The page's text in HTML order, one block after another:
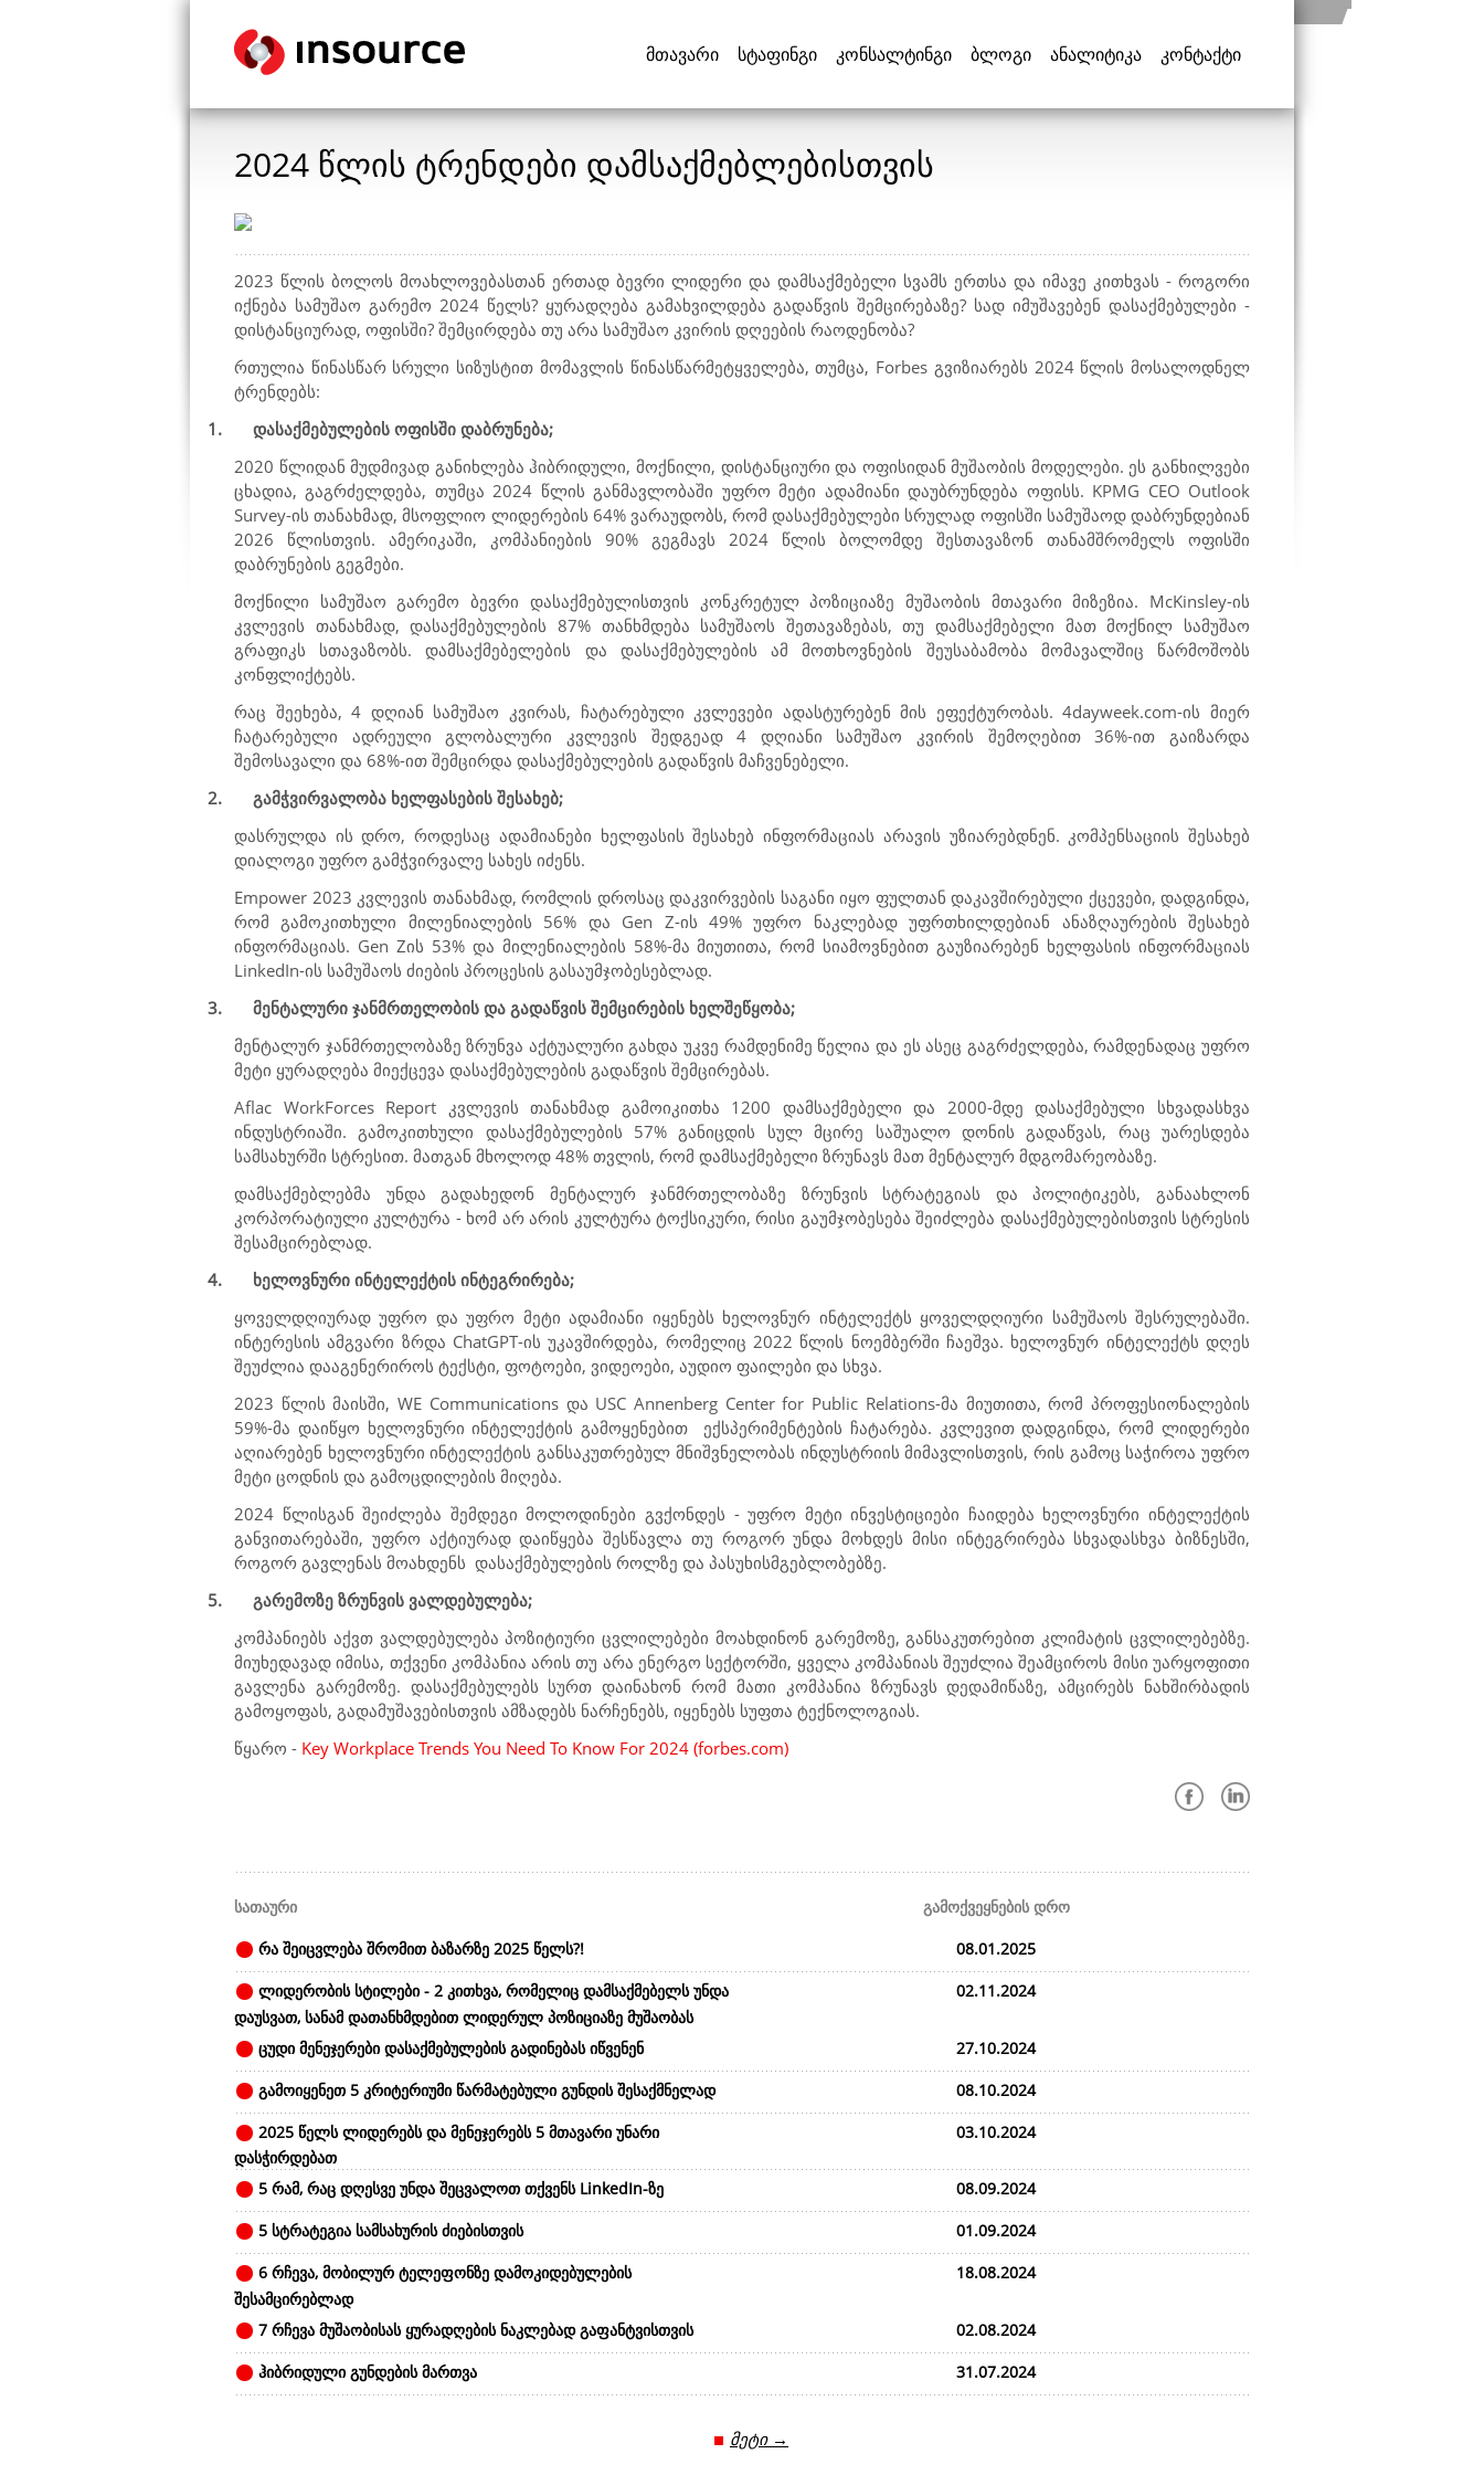
მთავარი სტაფინგი კონსალტინგი ბლოგი ანალიტიკა კონტაქტი
2024 წლის ტრენდები დამსაქმებლებისთვის
2023 წლის ბოლოს მოახლოვებასთან ერთად ბევრი ლიდერი და დამსაქმებელი სვამს ერთსა და იმავე კითხვას - როგორი
იქნება სამუშაო გარემო 2024 წელს? ყურადღება გამახვილდება გადაწვის შემცირებაზე? სად იმუშავებენ დასაქმებულები -
დისტანციურად, ოფისში? შემცირდება თუ არა სამუშაო კვირის დღეების რაოდენობა?
რთულია წინასწარ სრული სიზუსტით მომავლის წინასწარმეტყველება, თუმცა, Forbes გვიზიარებს 2024 წლის მოსალოდნელ
ტრენდებს:
1.
დასაქმებულების ოფისში დაბრუნება;
2020 წლიდან მუდმივად განიხლება ჰიბრიდული, მოქნილი, დისტანციური და ოფისიდან მუშაობის მოდელები. ეს განხილვები
ცხადია, გაგრძელდება, თუმცა 2024 წლის განმავლობაში უფრო მეტი ადამიანი დაუბრუნდება ოფისს. KPMG CEO Outlook
Survey-ის თანახმად, მსოფლიო ლიდერების 64% ვარაუდობს, რომ დასაქმებულები სრულად ოფისში სამუშაოდ დაბრუნდებიან
2026 წლისთვის. ამერიკაში, კომპანიების 90% გეგმავს 2024 წლის ბოლომდე შესთავაზონ თანამშრომელს ოფისში
დაბრუნების გეგმები.
მოქნილი სამუშაო გარემო ბევრი დასაქმებულისთვის კონკრეტულ პოზიციაზე მუშაობის მთავარი მიზეზია. McKinsley-ის
კვლევის თანახმად, დასაქმებულების 87% თანხმდება სამუშაოს შეთავაზებას, თუ დამსაქმებელი მათ მოქნილ სამუშაო
გრაფიკს სთავაზობს. დამსაქმებელების და დასაქმებულების ამ მოთხოვნების შეუსაბამობა მომავალშიც წარმოშობს
კონფლიქტებს.
რაც შეეხება, 4 დღიან სამუშაო კვირას, ჩატარებული კვლევები ადასტურებენ მის ეფექტურობას.4dayweek.com-ის მიერ
ჩატარებული ადრეული გლობალური კვლევის შედგეად 4 დღიანი სამუშაო კვირის შემოღებით 36%-ით გაიზარდა
შემოსავალი და 68%-ით შემცირდა დასაქმებულების გადაწვის მაჩვენებელი.
2.
გამჭვირვალობა ხელფასების შესახებ;
დასრულდა ის დრო, როდესაც ადამიანები ხელფასის შესახებ ინფორმაციას არავის უზიარებდნენ. კომპენსაციის შესახებ
დიალოგი უფრო გამჭვირვალე სახეს იძენს.
Empower 2023 კვლევის თანახმად, რომლის დროსაც დაკვირვების საგანი იყო ფულთან დაკავშირებული ქცევები, დადგინდა,
რომ გამოკითხული მილენიალების 56% და Gen Z-ის 49% უფრო ნაკლებად უფრთხილდებიან ანაზღაურების შესახებ
ინფორმაციას. Gen Zის 53% და მილენიალების 58%-მა მიუთითა, რომ სიამოვნებით გაუზიარებენ ხელფასის ინფორმაციას
LinkedIn-ის სამუშაოს ძიების პროცესის გასაუმჯობესებლად.
3.
მენტალური ჯანმრთელობის და გადაწვის შემცირების ხელშეწყობა;
მენტალურ ჯანმრთელობაზე ზრუნვა აქტუალური გახდა უკვე რამდენიმე წელია და ეს ასეც გაგრძელდება, რამდენადაც უფრო
მეტი ყურადღება მიექცევა დასაქმებულების გადაწვის შემცირებას.
Aflac WorkForces Report კვლევის თანახმად გამოიკითხა 1200 დამსაქმებელი და 2000-მდე დასაქმებული სხვადასხვა
ინდუსტრიაში. გამოკითხული დასაქმებულების 57% განიცდის სულ მცირე საშუალო დონის გადაწვას, რაც უარესდება
სამსახურში სტრესით. მათგან მხოლოდ 48% თვლის, რომ დამსაქმებელი ზრუნავს მათ მენტალურ მდგომარეობაზე.
დამსაქმებლებმა უნდა გადახედონ მენტალურ ჯანმრთელობაზე ზრუნვის სტრატეგიას და პოლიტიკებს, განაახლონ
კორპორატიული კულტურა - ხომ არ არის კულტურა ტოქსიკური, რისი გაუმჯობესება შეიძლება დასაქმებულებისთვის სტრესის
შესამცირებლად.
4.
ხელოვნური ინტელექტის ინტეგრირება;
ყოველდღიურად უფრო და უფრო მეტი ადამიანი იყენებს ხელოვნურ ინტელექტს ყოველდღიური სამუშაოს შესრულებაში.
ინტერესის ამგვარი ზრდა ChatGPT-ის უკავშირდება, რომელიც 2022 წლის ნოემბერში ჩაეშვა. ხელოვნურ ინტელექტს დღეს
შეუძლია დააგენერიროს ტექსტი, ფოტოები, ვიდეოები, აუდიო ფაილები და სხვა.
2023 წლის მაისში,WE Communications და USC Annenberg Center for Public Relations-მა მიუთითა, რომ პროფესიონალების
59%-მა დაიწყო ხელოვნური ინტელექტის გამოყენებით
ექსპერიმენტების ჩატარება. კვლევით დადგინდა, რომ ლიდერები
აღიარებენ ხელოვნური ინტელექტის განსაკუთრებულ მნიშვნელობას ინდუსტრიის მიმავლისთვის, რის გამოც საჭიროა უფრო
მეტი ცოდნის და გამოცდილების მიღება.
2024 წლისგან შეიძლება შემდეგი მოლოდინები გვქონდეს - უფრო მეტი ინვესტიციები ჩაიდება ხელოვნური ინტელექტის
განვითარებაში, უფრო აქტიურად დაიწყება შესწავლა თუ როგორ უნდა მოხდეს მისი ინტეგრირება სხვადასხვა ბიზნესში,
როგორ გავლენას მოახდენს დასაქმებულების როლზე და პასუხისმგებლობებზე.
5.
გარემოზე ზრუნვის ვალდებულება;
კომპანიებს აქვთ ვალდებულება პოზიტიური ცვლილებები მოახდინონ გარემოზე, განსაკუთრებით კლიმატის ცვლილებებზე.
მიუხედავად იმისა, თქვენი კომპანია არის თუ არა ენერგო სექტორში, ყველა კომპანიას შეუძლია შეამციროს მისი უარყოფითი
გავლენა გარემოზე. დასაქმებულებს სურთ დაინახონ რომ მათი კომპანია ზრუნავს დედამიწაზე, ამცირებს ნახშირბადის
გამოყოფას, გადამუშავებისთვის ამზადებს ნარჩენებს, იყენებს სუფთა ტექნოლოგიას.
წყარო - Key Workplace Trends You Need To Know For 2024 (forbes.com)
სათაური
გამოქვეყნების დრო
რა შეიცვლება შრომით ბაზარზე 2025 წელს?!
08.01.2025
ლიდერობის სტილები - 2 კითხვა, რომელიც დამსაქმებელს უნდა
დაუსვათ, სანამ დათანხმდებით ლიდერულ პოზიციაზე მუშაობას
02.11.2024
ცუდი მენეჯერები დასაქმებულების გადინებას იწვენენ
27.10.2024
გამოიყენეთ 5 კრიტერიუმი წარმატებული გუნდის შესაქმნელად
08.10.2024
2025 წელს ლიდერებს და მენეჯერებს 5 მთავარი უნარი
დასჭირდებათ
03.10.2024
5 რამ, რაც დღესვე უნდა შეცვალოთ თქვენს LinkedIn-ზე
08.09.2024
5 სტრატეგია სამსახურის ძიებისთვის
01.09.2024
6 რჩევა, მობილურ ტელეფონზე დამოკიდებულების
შესამცირებლად
18.08.2024
7 რჩევა მუშაობისას ყურადღების ნაკლებად გაფანტვისთვის
02.08.2024
ჰიბრიდული გუნდების მართვა
31.07.2024
მეტი →